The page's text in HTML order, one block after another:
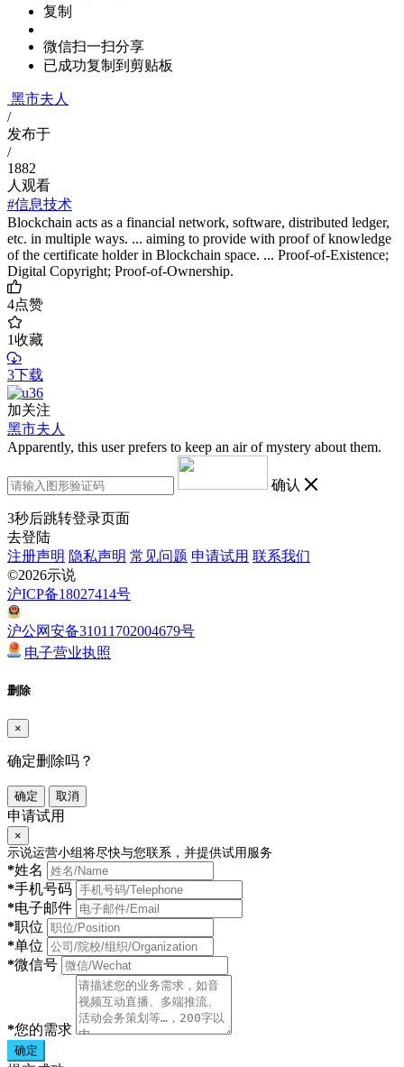
复制
微信扫一扫分享
已成功复制到剪贴板
黑市夫人
/
发布于
/
1882
人观看
#信息技术
Blockchain acts as a financial network, software, distributed ledger,
etc. in multiple ways. ... aiming to provide with proof of knowledge
of the certificate holder in Blockchain space. ... Proof-of-Existence;
Digital Copyright; Proof-of-Ownership.
4点赞
1收藏
3下载
加关注
黑市夫人
Apparently, this user prefers to keep an air of mystery about them.
确认
3秒后跳转登录页面
去登陆
注册声明 隐私声明 常见问题 申请试用 联系我们
©2026示说
沪ICP备18027414号
沪公网安备31011702004679号
电子营业执照
删除
×
确定删除吗？
确定 取消
申请试用
×
示说运营小组将尽快与您联系，并提供试用服务
*姓名
*手机号码
*电子邮件
*职位
*单位
*微信号
*您的需求
确定